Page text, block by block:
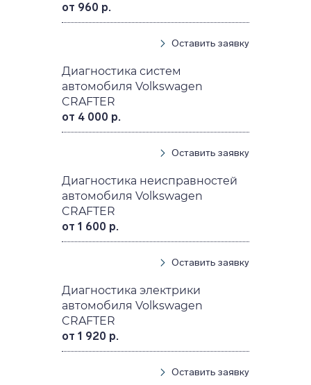
от 960 р.
Оставить заявку
Диагностика систем
автомобиля Volkswagen
CRAFTER
от 4 000 р.
Оставить заявку
Диагностика неисправностей
автомобиля Volkswagen
CRAFTER
от 1 600 р.
Оставить заявку
Диагностика электрики
автомобиля Volkswagen
CRAFTER
от 1 920 р.
Оставить заявку